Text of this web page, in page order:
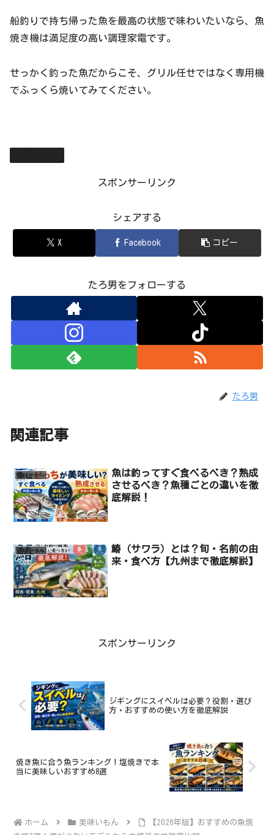
船釣りで持ち帰った魚を最高の状態で味わいたいなら、魚
焼き機は満足度の高い調理家電です。
せっかく釣った魚だからこそ、グリル任せではなく専用機
でふっくら焼いてみてください。
スポンサーリンク
シェアする
X Facebook コピー
たろ男をフォローする
たろ男
関連記事
美味いもん
魚は釣ってすぐ食べるべき？熟成
させるべき？魚種ごとの違いを徹
底解説！
美味いもん
鰆（サワラ）とは？旬・名前の由
来・食べ方【九州まで徹底解説】
スポンサーリンク
ジギングにスイベルは必要？役割・選び
方・おすすめの使い方を徹底解説
焼き魚に合う魚ランキング！塩焼きで本
当に美味しいおすすめ8選
ホーム 美味いもん
【2026年版】おすすめの魚焼